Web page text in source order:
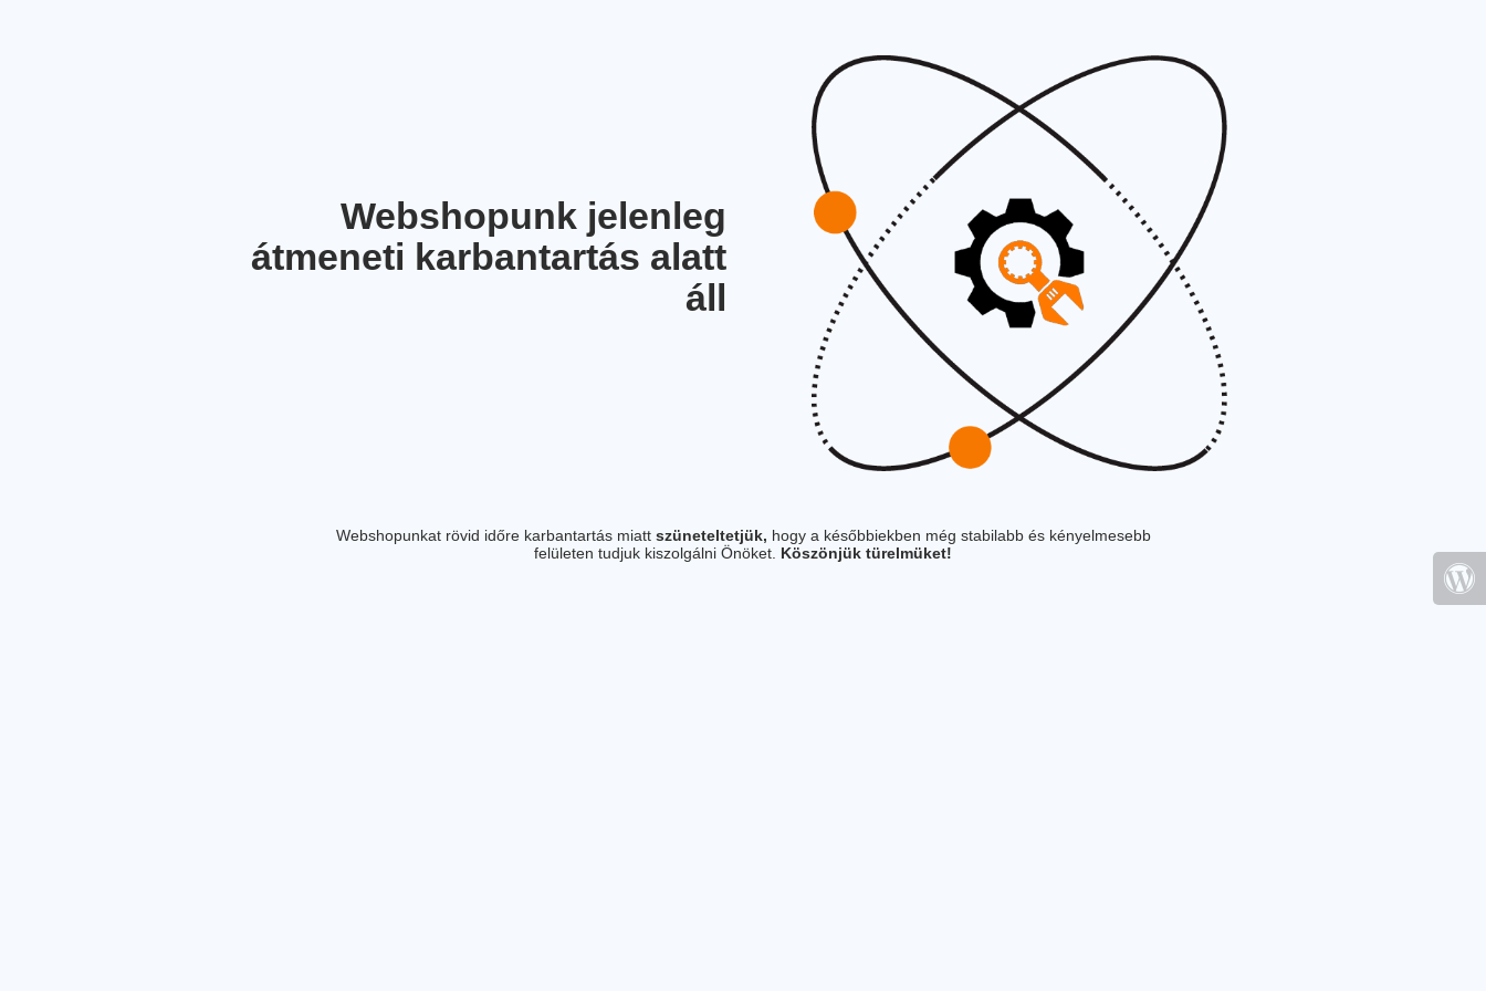
Webshopunk jelenleg
átmeneti karbantartás alatt
áll
Webshopunkat rövid időre karbantartás miatt szüneteltetjük, hogy a későbbiekben még stabilabb és kényelmesebb
felületen tudjuk kiszolgálni Önöket. Köszönjük türelmüket!